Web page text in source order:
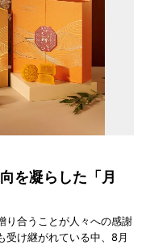
を凝らした「月
り合うことが人々への感謝
受け継がれている中、8月